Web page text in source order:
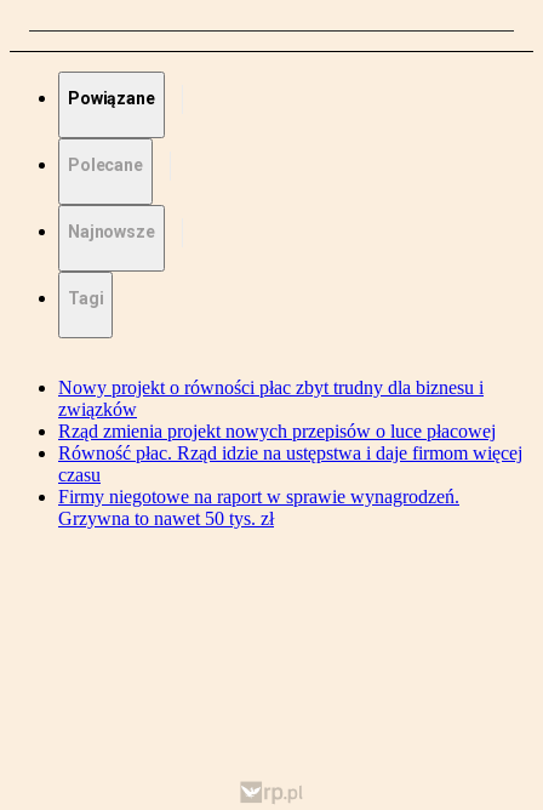
Powiązane
Polecane
Najnowsze
Tagi
Nowy projekt o równości płac zbyt trudny dla biznesu i
związków
Rząd zmienia projekt nowych przepisów o luce płacowej
Równość płac. Rząd idzie na ustępstwa i daje firmom więcej
czasu
Firmy niegotowe na raport w sprawie wynagrodzeń.
Grzywna to nawet 50 tys. zł